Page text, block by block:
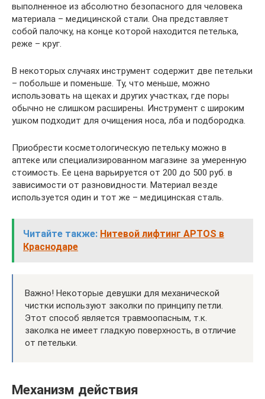
выполненное из абсолютно безопасного для человека
материала – медицинской стали. Она представляет
собой палочку, на конце которой находится петелька,
реже – круг.
В некоторых случаях инструмент содержит две петельки
– побольше и поменьше. Ту, что меньше, можно
использовать на щеках и других участках, где поры
обычно не слишком расширены. Инструмент с широким
ушком подходит для очищения носа, лба и подбородка.
Приобрести косметологическую петельку можно в
аптеке или специализированном магазине за умеренную
стоимость. Ее цена варьируется от 200 до 500 руб. в
зависимости от разновидности. Материал везде
используется один и тот же – медицинская сталь.
Читайте также: Нитевой лифтинг APTOS в
Краснодаре
Важно! Некоторые девушки для механической
чистки используют заколки по принципу петли.
Этот способ является травмоопасным, т.к.
заколка не имеет гладкую поверхность, в отличие
от петельки.
Механизм действия